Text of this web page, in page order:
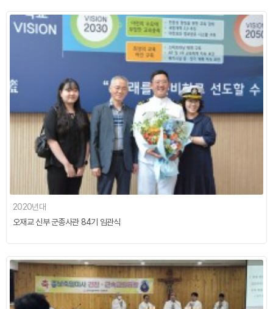
2020년대
오재교 신부 군종사관 84기 임관식